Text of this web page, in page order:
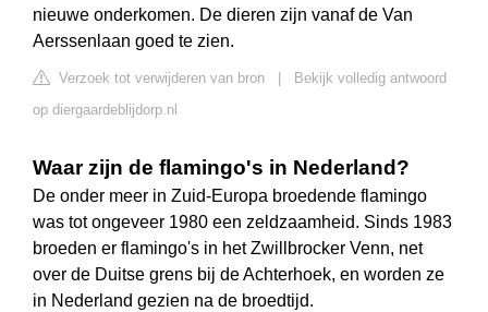
nieuwe onderkomen. De dieren zijn vanaf de Van
Aerssenlaan goed te zien.
Verzoek tot verwijderen van bron
Bekijk volledig antwoord
op diergaardeblijdorp.nl
Waar zijn de flamingo's in Nederland?
De onder meer in Zuid-Europa broedende flamingo
was tot ongeveer 1980 een zeldzaamheid. Sinds 1983
broeden er flamingo's in het Zwillbrocker Venn, net
over de Duitse grens bij de Achterhoek, en worden ze
in Nederland gezien na de broedtijd.